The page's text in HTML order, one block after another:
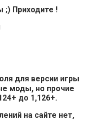
;) Приходите !
для версии игры
моды, но прочие
до 1,126+.
на сайте нет,